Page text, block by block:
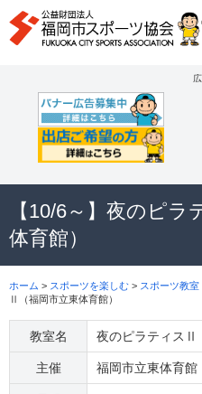
【10/6～】夜のピ
体育館）
ホーム > スポーツを楽しむ > スポーツ教室
Ⅱ（福岡市立東体育館）
教室名 夜のピラティスⅡ
主催 福岡市立東体育館